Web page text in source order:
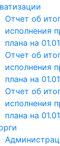
Отчет об
исполнения
плана на
Отчет об
исполнения
плана на
Отчет об
исполнения
плана на